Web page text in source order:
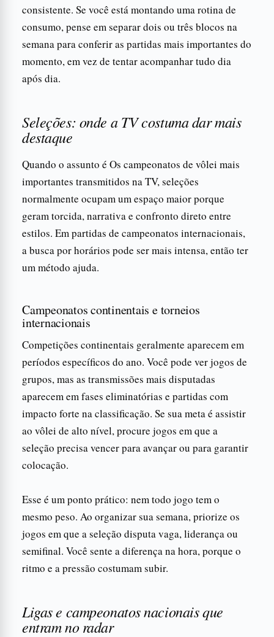
consistente. Se você está montando uma rotina de
consumo, pense em separar dois ou três blocos na
semana para conferir as partidas mais importantes do
momento, em vez de tentar acompanhar tudo dia
após dia.
Seleções: onde a TV costuma dar mais
destaque
Quando o assunto é Os campeonatos de vôlei mais
importantes transmitidos na TV, seleções
normalmente ocupam um espaço maior porque
geram torcida, narrativa e confronto direto entre
estilos. Em partidas de campeonatos internacionais,
a busca por horários pode ser mais intensa, então ter
um método ajuda.
Campeonatos continentais e torneios
internacionais
Competições continentais geralmente aparecem em
períodos específicos do ano. Você pode ver jogos de
grupos, mas as transmissões mais disputadas
aparecem em fases eliminatórias e partidas com
impacto forte na classificação. Se sua meta é assistir
ao vôlei de alto nível, procure jogos em que a
seleção precisa vencer para avançar ou para garantir
colocação.
Esse é um ponto prático: nem todo jogo tem o
mesmo peso. Ao organizar sua semana, priorize os
jogos em que a seleção disputa vaga, liderança ou
semifinal. Você sente a diferença na hora, porque o
ritmo e a pressão costumam subir.
Ligas e campeonatos nacionais que
entram no radar